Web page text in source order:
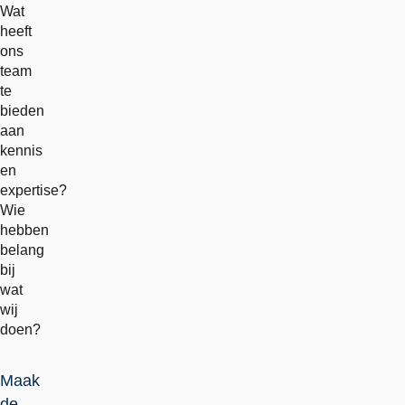
Wat
heeft
ons
team
te
bieden
aan
kennis
en
expertise?
Wie
hebben
belang
bij
wat
wij
doen?
Maak